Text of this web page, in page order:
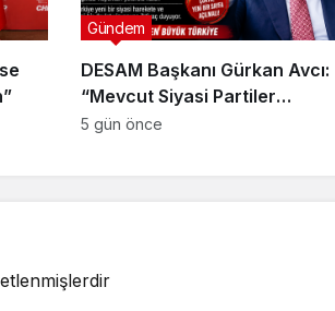
DESAM Başkanı Gürkan Avcı:
“Mevcut Siyasi Partiler
Türkiye’nin Sırtında Yük”
Gündem
5 gün önce